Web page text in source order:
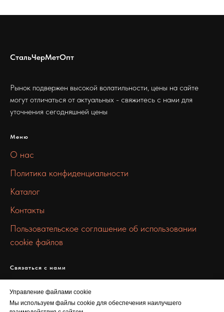
Управление файлами cookie
Мы используем файлы cookie для обеспечения наилучшего
СтальЧерМетОпт
Рынок подвержен высокой волатильности, цены на сайте
могут отличаться от актуальных - свяжитесь с нами для
уточнения сегодняшней цены
Меню
О нас
Политика конфиденциальности
Каталог
Контакты
Пользовательское соглашение об использовании
cookie файлов
Связаться с нами
+7 912 672 9957